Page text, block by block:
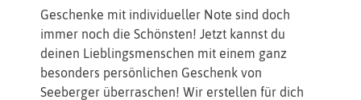
Geschenke mit individueller Note sind doch
immer noch die Schönsten! Jetzt kannst du
deinen Lieblingsmenschen mit einem ganz
besonders persönlichen Geschenk von
Seeberger überraschen! Wir erstellen für dich